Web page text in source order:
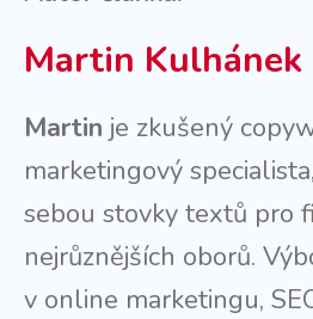
Martin Kulhánek
Martin je zkušený
marketingový
sebou stovky textů pro
nejrůznějších oborů.
v online marketingu,